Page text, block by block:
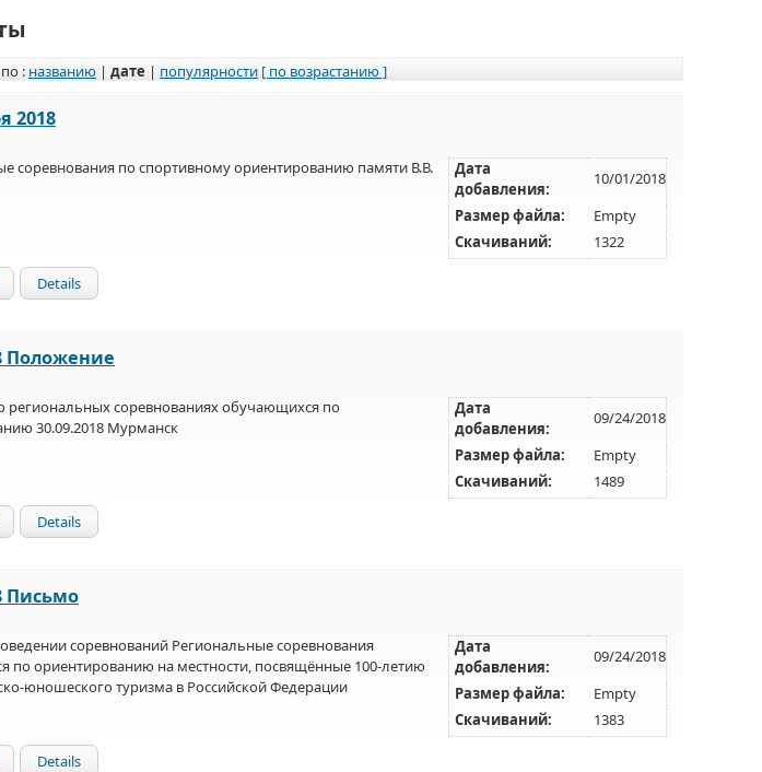
: названию | дате | популярности [ по возрастанию ]
2018
Дата
добавления:
10/01/2018
Размер файла:
Empty
Скачиваний:
1322
соревнования по спортивному ориентированию памяти В.В.
Details
Положение
Дата
добавления:
09/24/2018
Размер файла:
Empty
Скачиваний:
1489
региональных соревнованиях обучающихся по
30.09.2018 Мурманск
Details
Письмо
Дата
добавления:
09/24/2018
Размер файла:
Empty
Скачиваний:
1383
соревнований Региональные соревнования
по ориентированию на местности, посвящённые 100-летию
юношеского туризма в Российской Федерации
Details